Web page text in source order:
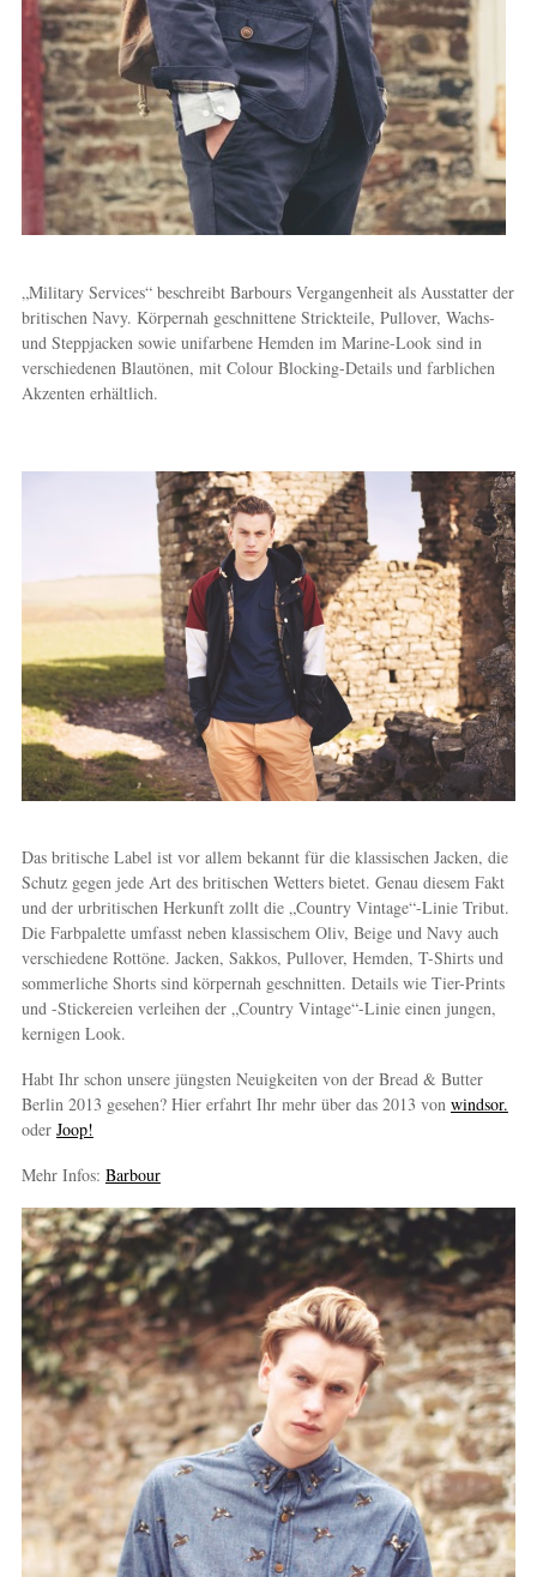
„Military Services“ beschreibt Barbours Vergangenheit als Ausstatter der
britischen Navy. Körpernah geschnittene Strickteile, Pullover, Wachs-
und Steppjacken sowie unifarbene Hemden im Marine-Look sind in
verschiedenen Blautönen, mit Colour Blocking-Details und farblichen
Akzenten erhältlich.
Das britische Label ist vor allem bekannt für die klassischen Jacken, die
Schutz gegen jede Art des britischen Wetters bietet. Genau diesem Fakt
und der urbritischen Herkunft zollt die „Country Vintage“-Linie Tribut.
Die Farbpalette umfasst neben klassischem Oliv, Beige und Navy auch
verschiedene Rottöne. Jacken, Sakkos, Pullover, Hemden, T-Shirts und
sommerliche Shorts sind körpernah geschnitten. Details wie Tier-Prints
und -Stickereien verleihen der „Country Vintage“-Linie einen jungen,
kernigen Look.
Habt Ihr schon unsere jüngsten Neuigkeiten von der Bread & Butter
Berlin 2013 gesehen? Hier erfahrt Ihr mehr über das 2013 von windsor.
oder Joop!
Mehr Infos: Barbour